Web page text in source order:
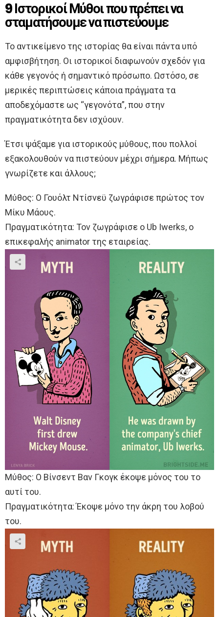
9 Ιστορικοί Μύθοι που πρέπει να
σταματήσουμε να πιστεύουμε
Το αντικείμενο της ιστορίας θα είναι πάντα υπό
αμφισβήτηση. Οι ιστορικοί διαφωνούν σχεδόν για
κάθε γεγονός ή σημαντικό πρόσωπο. Ωστόσο, σε
μερικές περιπτώσεις κάποια πράγματα τα
αποδεχόμαστε ως “γεγονότα”, που στην
πραγματικότητα δεν ισχύουν.
Έτσι ψάξαμε για ιστορικούς μύθους, που πολλοί
εξακολουθούν να πιστεύουν μέχρι σήμερα. Μήπως
γνωρίζετε και άλλους;
Μύθος: Ο Γουόλτ Ντίσνεϋ ζωγράφισε πρώτος τον
Μίκυ Μάους.
Πραγματικότητα: Τον ζωγράφισε ο Ub Iwerks, o
επικεφαλής animator της εταιρείας.
Μύθος: Ο Βίνσεντ Βαν Γκογκ έκοψε μόνος του το
αυτί του.
Πραγματικότητα: Έκοψε μόνο την άκρη του λοβού
του.